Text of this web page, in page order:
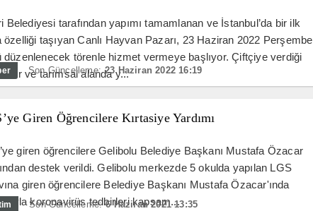
Belediyesi tarafından yapımı tamamlanan ve İstanbul’da bir ilk
özelliği taşıyan Canlı Hayvan Pazarı, 23 Haziran 2022 Perşembe
düzenlenecek törenle hizmet vermeye başlıyor. Çiftçiye verdiği
ve tarımsal alanda y...
Son Güncelleme: 23 Haziran 2022 16:19
Giren Öğrencilere Kırtasiye Yardımı
giren öğrencilere Gelibolu Belediye Başkanı Mustafa Özacar
destek verildi. Gelibolu merkezde 5 okulda yapılan LGS
giren öğrencilere Belediye Başkanı Mustafa Özacar'ında
koronavirüs tedbirleri kapsam...
Son Güncelleme: 6 Haziran 2021 13:35